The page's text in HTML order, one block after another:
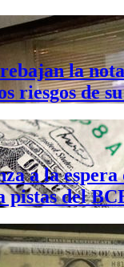
la
riesgos de
a la
pistas del